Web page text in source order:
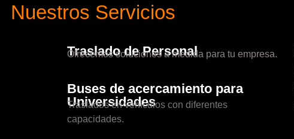
Nuestros Servicios
Traslado de Personal
Ofrecemos soluciones a medida para tu empresa.
Buses de acercamiento para
Universidades
Traslados en vehículos con diferentes
capacidades.